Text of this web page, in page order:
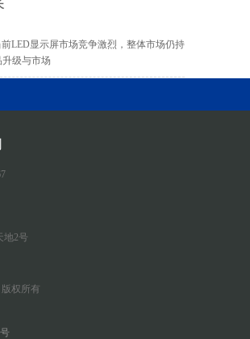
LED显示屏市场竞争激烈，整体市场仍持
级与市场
地2号
权所有